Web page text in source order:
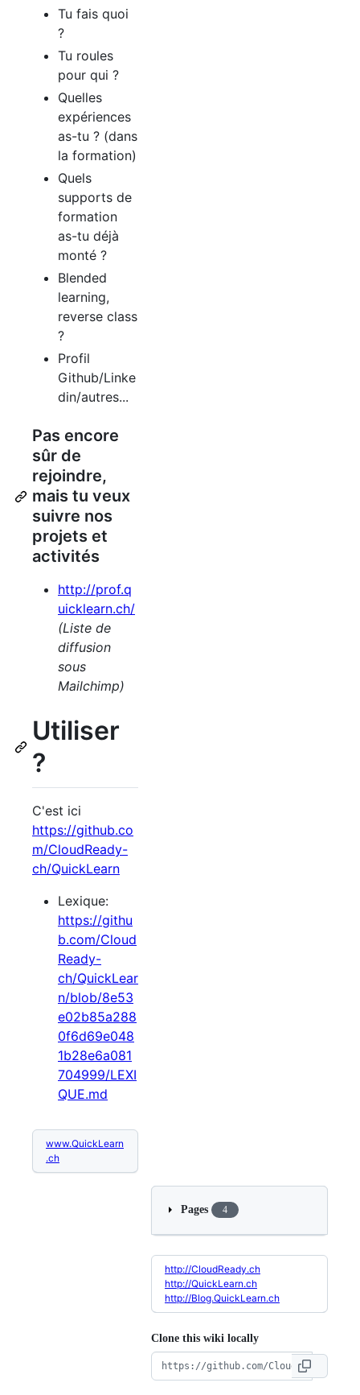
Tu fais quoi
?
Tu roules
pour qui ?
Quelles
expériences
as-tu ? (dans
la formation)
Quels
supports de
formation
as-tu déjà
monté ?
Blended
learning,
reverse class
?
Profil
Github/Linke
din/autres...
Pas encore
sûr de
rejoindre,
mais tu veux
suivre nos
projets et
activités
http://prof.q
uicklearn.ch/
(Liste de
diffusion
sous
Mailchimp)
Utiliser
?
C'est ici
https://github.co
m/CloudReady-
ch/QuickLearn
Lexique:
https://githu
b.com/Cloud
Ready-
ch/QuickLear
n/blob/8e53
e02b85a288
0f6d69e048
1b28e6a081
704999/LEXI
QUE.md
www.QuickLearn
.ch
Pages 4
http://CloudReady.ch
http://QuickLearn.ch
http://Blog.QuickLearn.ch
Clone this wiki locally